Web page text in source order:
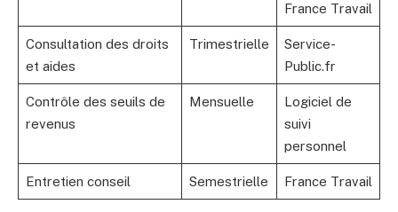
France Travail
Consultation des droits
et aides
Trimestrielle
Service-
Public.fr
Contrôle des seuils de
revenus
Mensuelle
Logiciel de
suivi
personnel
Entretien conseil Semestrielle France Travail